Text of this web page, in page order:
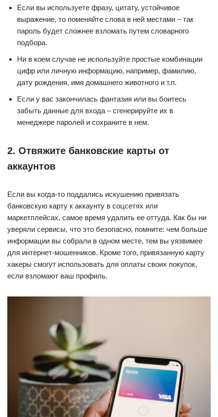
Если вы используете фразу, цитату, устойчивое
выражение, то поменяйте слова в ней местами – так
пароль будет сложнее взломать путем словарного
подбора.
Ни в коем случае не используйте простые комбинации
цифр или личную информацию, например, фамилию,
дату рождения, имя домашнего животного и т.п.
Если у вас закончилась фантазия или вы боитесь
забыть данные для входа – сгенерируйте их в
менеджере паролей и сохраните в нем.
2. Отвяжите банковские карты от
аккаунтов
Если вы когда-то поддались искушению привязать
банковскую карту к аккаунту в соцсетях или
маркетплейсах, самое время удалить ее оттуда. Как бы ни
уверяли сервисы, что это безопасно, помните: чем больше
информации вы собрали в одном месте, тем вы уязвимее
для интернет-мошенников. Кроме того, привязанную карту
хакеры смогут использовать для оплаты своих покупок,
если взломают ваш профиль.